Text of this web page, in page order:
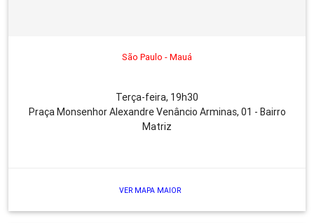
São Paulo - Mauá
Terça-feira, 19h30
Praça Monsenhor Alexandre Venâncio Arminas, 01 - Bairro
Matriz
VER MAPA MAIOR